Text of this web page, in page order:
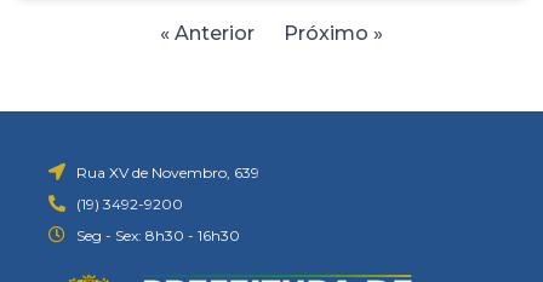
« Anterior Próximo »
Rua XV de Novembro, 639
(19) 3492-9200
Seg - Sex: 8h30 - 16h30